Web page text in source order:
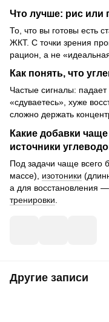
Что лучше: рис или
То, что вы готовы есть
ЖКТ. С точки зрения
рацион, а не
Как понять, что
Частые сигналы:
«сдуваетесь», хуже
сложно держать
Какие добавки
источники
Под задачи чаще всего
массе), изотоники
а для восстановления
тренировки
Другие записи